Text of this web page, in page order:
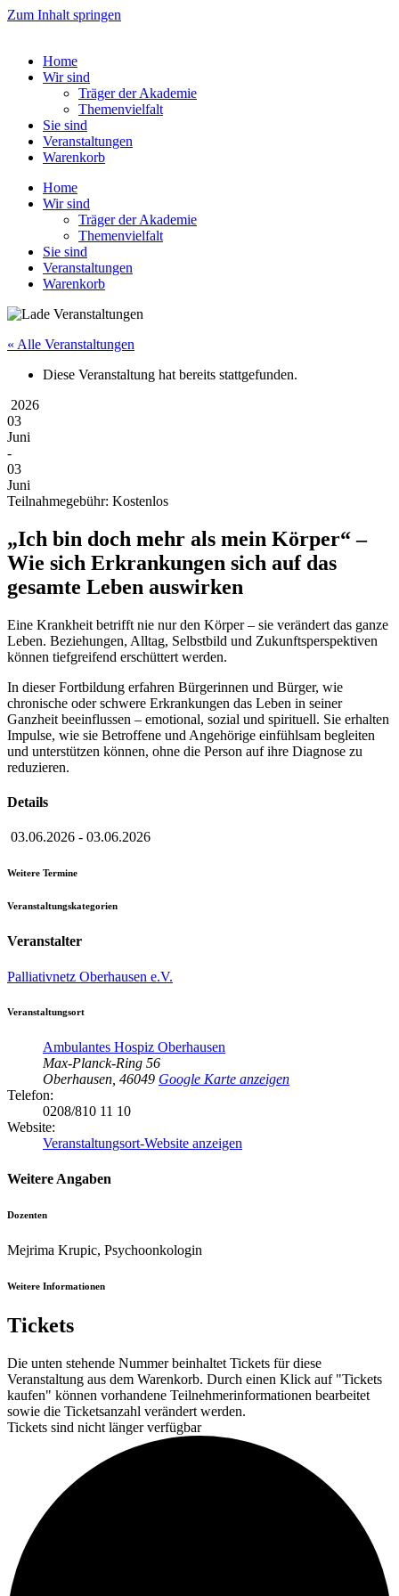
Zum Inhalt springen
Home
Wir sind
Träger der Akademie
Themenvielfalt
Sie sind
Veranstaltungen
Warenkorb
Home
Wir sind
Träger der Akademie
Themenvielfalt
Sie sind
Veranstaltungen
Warenkorb
« Alle Veranstaltungen
Diese Veranstaltung hat bereits stattgefunden.
2026
03
Juni
-
03
Juni
Teilnahmegebühr: Kostenlos
„Ich bin doch mehr als mein Körper“ –
Wie sich Erkrankungen sich auf das
gesamte Leben auswirken
Eine Krankheit betrifft nie nur den Körper – sie verändert das ganze
Leben. Beziehungen, Alltag, Selbstbild und Zukunftsperspektiven
können tiefgreifend erschüttert werden.
In dieser Fortbildung erfahren Bürgerinnen und Bürger, wie
chronische oder schwere Erkrankungen das Leben in seiner
Ganzheit beeinflussen – emotional, sozial und spirituell. Sie erhalten
Impulse, wie sie Betroffene und Angehörige einfühlsam begleiten
und unterstützen können, ohne die Person auf ihre Diagnose zu
reduzieren.
Details
03.06.2026 - 03.06.2026
Weitere Termine
Veranstaltungskategorien
Veranstalter
Palliativnetz Oberhausen e.V.
Veranstaltungsort
Ambulantes Hospiz Oberhausen
Max-Planck-Ring 56
Oberhausen, 46049 Google Karte anzeigen
Telefon:
0208/810 11 10
Website:
Veranstaltungsort-Website anzeigen
Weitere Angaben
Dozenten
Mejrima Krupic, Psychoonkologin
Weitere Informationen
Tickets
Die unten stehende Nummer beinhaltet Tickets für diese
Veranstaltung aus dem Warenkorb. Durch einen Klick auf "Tickets
kaufen" können vorhandene Teilnehmerinformationen bearbeitet
sowie die Ticketsanzahl verändert werden.
Tickets sind nicht länger verfügbar